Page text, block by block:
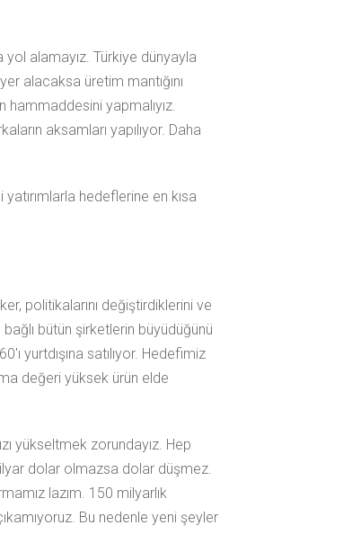
yol alamayız. Türkiye dünyayla
alacaksa üretim mantığını
hammaddesini yapmalıyız.
aksamları yapılıyor. Daha
hedeflerine en kısa
politikalarını değiştirdiklerini ve
bütün şirketlerin büyüdüğünü
yurtdışına satılıyor. Hedefimiz
değeri yüksek ürün elde
yükseltmek zorundayız. Hep
dolar olmazsa dolar düşmez.
lazım. 150 milyarlık
Bu nedenle yeni şeyler